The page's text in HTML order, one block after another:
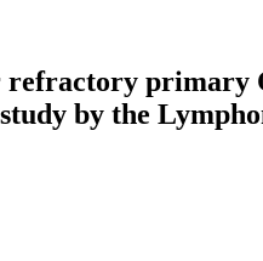
primary
by the